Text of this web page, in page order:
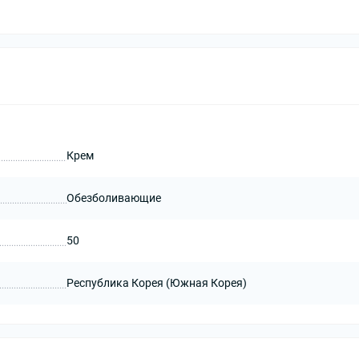
Крем
Обезболивающие
50
Республика Корея (Южная Корея)